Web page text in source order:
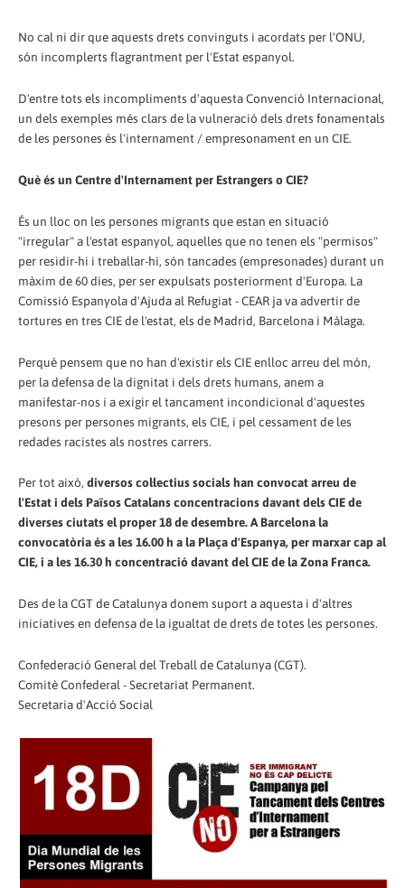
No cal ni dir que aquests drets convinguts i acordats per l'ONU,
són incomplerts flagrantment per l'Estat espanyol.
D'entre tots els incompliments d'aquesta Convenció Internacional,
un dels exemples més clars de la vulneració dels drets fonamentals
de les persones és l'internament / empresonament en un CIE.
Què és un Centre d'Internament per Estrangers o CIE?
És un lloc on les persones migrants que estan en situació
"irregular" a l'estat espanyol, aquelles que no tenen els "permisos"
per residir-hi i treballar-hi, són tancades (empresonades) durant un
màxim de 60 dies, per ser expulsats posteriorment d'Europa. La
Comissió Espanyola d'Ajuda al Refugiat - CEAR ja va advertir de
tortures en tres CIE de l'estat, els de Madrid, Barcelona i Màlaga.
Perquè pensem que no han d'existir els CIE enlloc arreu del món,
per la defensa de la dignitat i dels drets humans, anem a
manifestar-nos i a exigir el tancament incondicional d'aquestes
presons per persones migrants, els CIE, i pel cessament de les
redades racistes als nostres carrers.
Per tot això, diversos col·lectius socials han convocat arreu de
l'Estat i dels Països Catalans concentracions davant dels CIE de
diverses ciutats el proper 18 de desembre. A Barcelona la
convocatòria és a les 16.00 h a la Plaça d'Espanya, per marxar cap al
CIE, i a les 16.30 h concentració davant del CIE de la Zona Franca.
Des de la CGT de Catalunya donem suport a aquesta i d'altres
iniciatives en defensa de la igualtat de drets de totes les persones.
Confederació General del Treball de Catalunya (CGT).
Comitè Confederal - Secretariat Permanent.
Secretaria d'Acció Social